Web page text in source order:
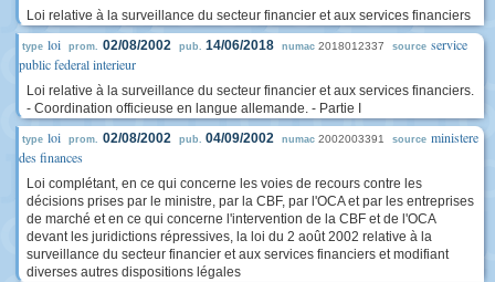
Loi relative à la surveillance du secteur financier et aux services financiers
type loi prom. 02/08/2002 pub. 14/06/2018 numac 2018012337 source service
public federal interieur
Loi relative à la surveillance du secteur financier et aux services financiers.
- Coordination officieuse en langue allemande. - Partie I
type loi prom. 02/08/2002 pub. 04/09/2002 numac 2002003391 source ministere
des finances
Loi complétant, en ce qui concerne les voies de recours contre les
décisions prises par le ministre, par la CBF, par l'OCA et par les entreprises
de marché et en ce qui concerne l'intervention de la CBF et de l'OCA
devant les juridictions répressives, la loi du 2 août 2002 relative à la
surveillance du secteur financier et aux services financiers et modifiant
diverses autres dispositions légales